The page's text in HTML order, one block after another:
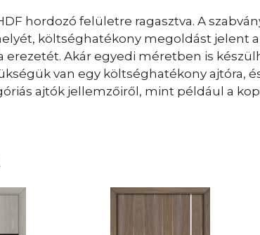
hordozó felületre ragasztva. A
költséghatékony megoldást jelent
Akár egyedi méretben is
van egy költséghatékony ajtóra,
ajtók jellemzőiről, mint például a